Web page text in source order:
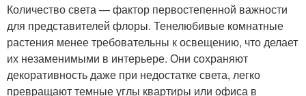
Количество света — фактор первостепенной важности
для представителей флоры. Тенелюбивые комнатные
растения менее требовательны к освещению, что делает
их незаменимыми в интерьере. Они сохраняют
декоративность даже при недостатке света, легко
превращают темные углы квартиры или офиса в